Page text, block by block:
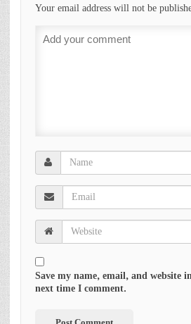
Your email address will not be
Save my name, email, and website
next time I comment.